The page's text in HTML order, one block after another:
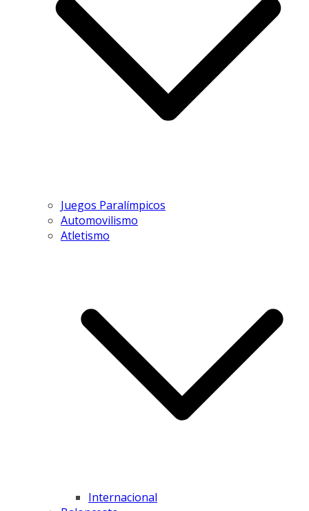
Juegos Paralímpicos
Automovilismo
Atletismo
Internacional